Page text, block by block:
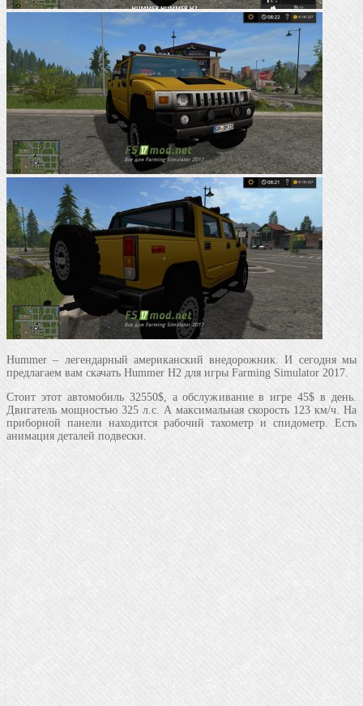
Hummer – легендарный американский внедорожник. И сегодня мы
предлагаем вам скачать Hummer H2 для игры Farming Simulator 2017.
Стоит этот автомобиль 32550$, а обслуживание в игре 45$ в день.
Двигатель мощностью 325 л.с. А максимальная скорость 123 км/ч. На
приборной панели находится рабочий тахометр и спидометр. Есть
анимация деталей подвески.